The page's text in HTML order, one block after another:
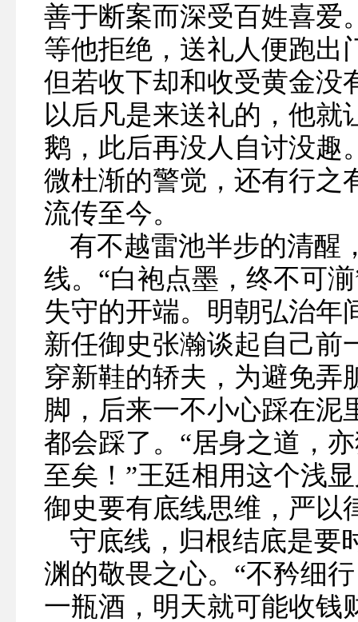
善于断案而深受百姓喜爱
等他拒绝，送礼人便跑出
但若收下却和收受黄金没
以后凡是来送礼的，他就
鹅，此后再没人自讨没趣
微杜渐的警觉，还有行之
流传至今。
有不越雷池半步的清醒
线。“白袍点墨，终不可
失守的开端。明朝弘治年
新任御史张瀚谈起自己前
穿新鞋的轿夫，为避免弄
脚，后来一不小心踩在泥
都会踩了。“居身之道，
至矣！”王廷相用这个浅
御史要有底线思维，严以
守底线，归根结底是要
渊的敬畏之心。“不矜细
一瓶酒，明天就可能收钱